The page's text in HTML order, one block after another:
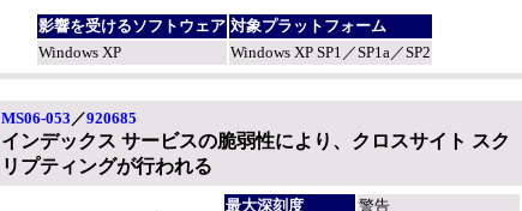
影響を受けるソフトウェア 対象プラットフォーム
Windows XP
Windows XP SP1／SP1a／SP2
MS06-053 ／920685
インデックス サービスの脆弱性により、クロスサイト スク
リプティングが行われる
最大深刻度
警告